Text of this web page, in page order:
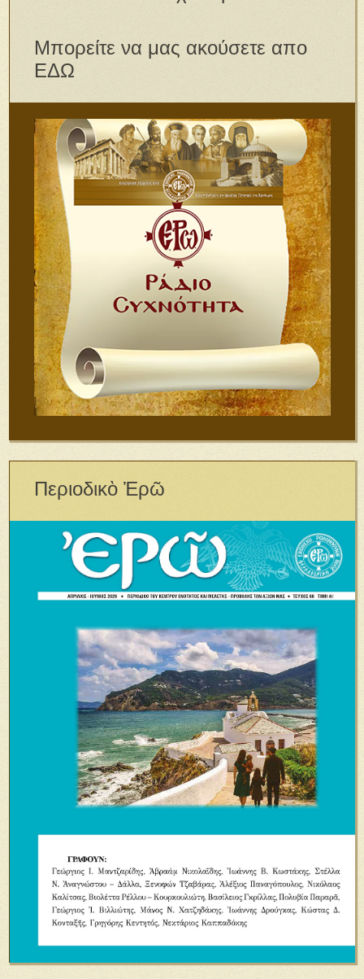
Μπορείτε να μας ακούσετε απο
ΕΔΩ
Περιοδικὸ Ἐρῶ